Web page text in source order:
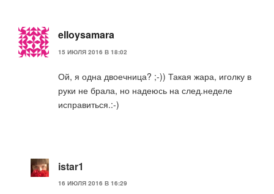
elloysamara
15 ИЮЛЯ 2016 В 18:02
Ой, я одна двоечница? ;-)) Такая жара, иголку в
руки не брала, но надеюсь на след.неделе
исправиться.:-)
istar1
16 ИЮЛЯ 2016 В 16:29